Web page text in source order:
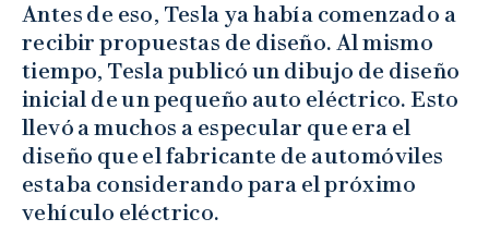
Antes de eso, Tesla ya había comenzado a
recibir propuestas de diseño. Al mismo
tiempo, Tesla publicó un dibujo de diseño
inicial de un pequeño auto eléctrico. Esto
llevó a muchos a especular que era el
diseño que el fabricante de automóviles
estaba considerando para el próximo
vehículo eléctrico.